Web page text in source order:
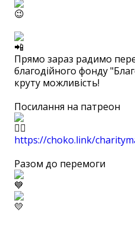
Прямо зараз радимо
благодійного фонду
круту можливість!
Посилання на патреон
https://choko.link/
Разом до перемоги